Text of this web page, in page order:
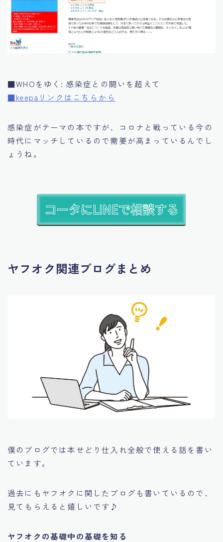
■WHOをゆく: 感染症との闘いを超えて
■keepaリンクはこちらから
感染症がテーマの本ですが、コロナと戦っている今の
時代にマッチしているので需要が高まっているんでし
ょうね。
ヤフオク関連ブログまとめ
僕のブログでは本せどり仕入れ全般で使える話を書い
ています。
過去にもヤフオクに関したブログも書いているので、
見てもらえると嬉しいです♪
ヤフオクの基礎中の基礎を知る